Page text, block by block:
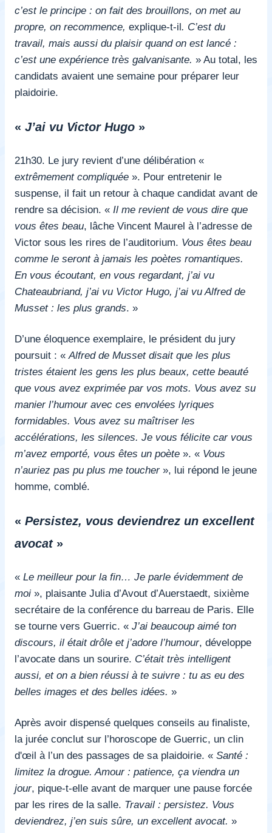
c’est le principe : on fait des brouillons, on met au
propre, on recommence, explique-t-il. C’est du
travail, mais aussi du plaisir quand on est lancé :
c’est une expérience très galvanisante. » Au total, les
candidats avaient une semaine pour préparer leur
plaidoirie.
« J’ai vu Victor Hugo »
21h30. Le jury revient d’une délibération «
extrêmement compliquée ». Pour entretenir le
suspense, il fait un retour à chaque candidat avant de
rendre sa décision. « Il me revient de vous dire que
vous êtes beau, lâche Vincent Maurel à l’adresse de
Victor sous les rires de l’auditorium. Vous êtes beau
comme le seront à jamais les poètes romantiques.
En vous écoutant, en vous regardant, j’ai vu
Chateaubriand, j’ai vu Victor Hugo, j’ai vu Alfred de
Musset : les plus grands. »
D’une éloquence exemplaire, le président du jury
poursuit : « Alfred de Musset disait que les plus
tristes étaient les gens les plus beaux, cette beauté
que vous avez exprimée par vos mots. Vous avez su
manier l’humour avec ces envolées lyriques
formidables. Vous avez su maîtriser les
accélérations, les silences. Je vous félicite car vous
m’avez emporté, vous êtes un poète ». « Vous
n’auriez pas pu plus me toucher», lui répond le jeune
homme, comblé.
« Persistez, vous deviendrez un excellent
avocat »
« Le meilleur pour la fin… Je parle évidemment de
moi », plaisante Julia d’Avout d’Auerstaedt, sixième
secrétaire de la conférence du barreau de Paris. Elle
se tourne vers Guerric. « J’ai beaucoup aimé ton
discours, il était drôle et j’adore l’humour, développe
l’avocate dans un sourire. C’était très intelligent
aussi, et on a bien réussi à te suivre : tu as eu des
belles images et des belles idées. »
Après avoir dispensé quelques conseils au finaliste,
la jurée conclut sur l’horoscope de Guerric, un clin
d'œil à l’un des passages de sa plaidoirie. « Santé :
limitez la drogue. Amour : patience, ça viendra un
jour, pique-t-elle avant de marquer une pause forcée
par les rires de la salle. Travail : persistez. Vous
deviendrez, j’en suis sûre, un excellent avocat. »